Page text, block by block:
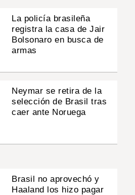
La policía brasileña
registra la casa de Jair
Bolsonaro en busca de
armas
Neymar se retira de la
selección de Brasil tras
caer ante Noruega
Brasil no aprovechó y
Haaland los hizo pagar